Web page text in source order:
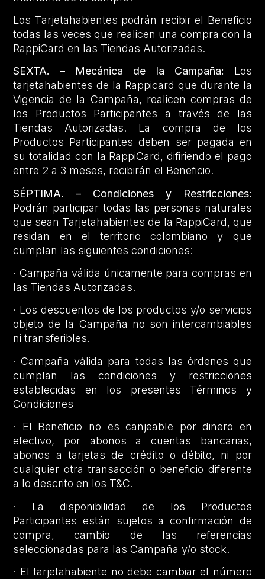
Los Tarjetahabientes podrán recibir el Beneficio
todas las veces que realicen una compra con la
RappiCard en las Tiendas Autorizadas.
SEXTA. – Mecánica de la Campaña: Los
tarjetahabientes de la Rappicard que durante la
Vigencia de la Campaña, realicen compras de
los Productos Participantes a través de las
Tiendas Autorizadas. La compra de los
Productos Participantes deben ser pagada en
su totalidad con la RappiCard, difiriendo el pago
entre 2 a 3 meses, recibirán el Beneficio.
SÉPTIMA. – Condiciones y Restricciones:
Podrán participar todas las personas naturales
que sean Tarjetahabientes de la RappiCard, que
residan en el territorio colombiano y que
cumplan las siguientes condiciones:
· Campaña válida únicamente para compras en
las Tiendas Autorizadas.
· Los descuentos de los productos y/o servicios
objeto de la Campaña no son intercambiables
ni transferibles.
· Campaña válida para todas las órdenes que
cumplan las condiciones y restricciones
establecidas en los presentes Términos y
Condiciones
· El Beneficio no es canjeable por dinero en
efectivo, por abonos a cuentas bancarias,
abonos a tarjetas de crédito o débito, ni por
cualquier otra transacción o beneficio diferente
a lo descrito en los T&C.
· La disponibilidad de los Productos
Participantes están sujetos a confirmación de
compra, cambio de las referencias
seleccionadas para las Campaña y/o stock.
· El tarjetahabiente no debe cambiar el número